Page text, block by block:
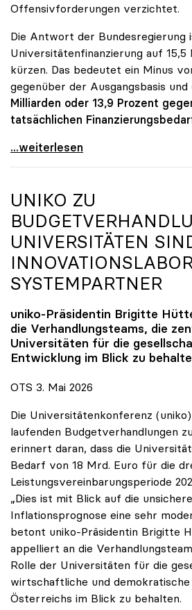
Offensivforderungen verzichtet.
Die Antwort der Bundesregierung
Universitätenfinanzierung auf 15,5
kürzen. Das bedeutet ein Minus
gegenüber der Ausgangsbasis und
Milliarden oder 13,9 Prozent
tatsächlichen
\"Österreich ist für die
...weiterlesen
UNIKO ZU
UNIVERSITÄTEN
SYSTEMPARTNER
uniko-Präsidentin Brigitte
die Verhandlungsteams, die
Universitäten für die
Entwicklung im Blick zu
OTS 3. Mai 2026
Die Universitätenkonferenz
laufenden Budgetverhandlungen
erinnert daran, dass die
Bedarf von 18 Mrd. Euro für die
Leistungsvereinbarungsperiode
„Dies ist mit Blick auf die unsichere
Inflationsprognose eine sehr
betont uniko-Präsidentin Brigitte
appelliert an die
Rolle der Universitäten für die
wirtschaftliche und
Österreichs im Blick zu behalten.